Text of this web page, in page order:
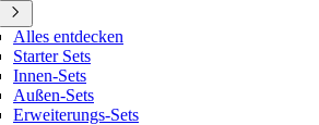
Alles entdecken
Starter Sets
Innen-Sets
Außen-Sets
Erweiterungs-Sets